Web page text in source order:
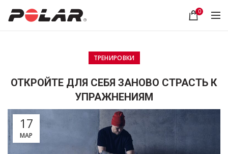
0
ТРЕНИРОВКИ
ОТКРОЙТЕ ДЛЯ СЕБЯ ЗАНОВО СТРАСТЬ К
УПРАЖНЕНИЯМ
17
МАР